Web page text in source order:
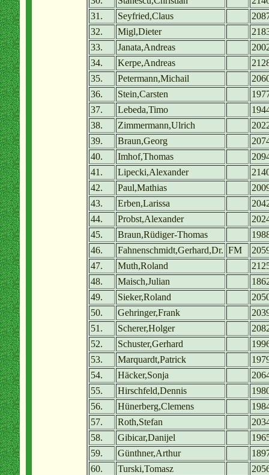
31.
Seyfried,Claus
32.
Migl,Dieter
33.
Janata,Andreas
34.
Kerpe,Andreas
35.
Petermann,Michail
36.
Stein,Carsten
37.
Lebeda,Timo
38.
Zimmermann,Ulrich
39.
Braun,Georg
40.
Imhof,Thomas
41.
Lipecki,Alexander
42.
Paul,Mathias
43.
Erben,Larissa
44.
Probst,Alexander
45.
Braun,Rüdiger-Thomas
46.
Fahnenschmidt,Gerhard,Dr. FM
47.
Muth,Roland
48.
Maisch,Julian
49.
Sieker,Roland
50.
Gehringer,Frank
51.
Scherer,Holger
52.
Schuster,Gerhard
53.
Marquardt,Patrick
54.
Häcker,Sonja
55.
Hirschfeld,Dennis
56.
Hünerberg,Clemens
57.
Roth,Stefan
58.
Gibicar,Danijel
59.
Günthner,Arthur
60.
Turski,Tomasz